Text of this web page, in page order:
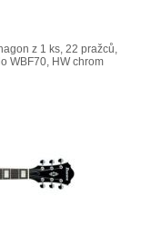
z 1 ks, 22 pražců,
WBF70, HW chrom